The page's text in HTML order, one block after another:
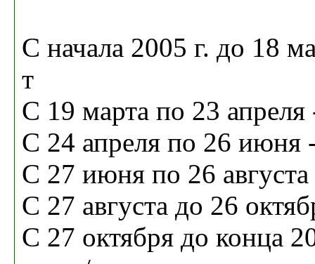
С начала 2005 г. до 18
т
С 19 марта по 23 апреля
С 24 апреля по 26 июня
С 27 июня по 26
С 27 августа до 26
С 27 октября до конца